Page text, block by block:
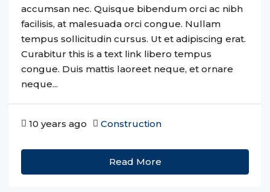
accumsan nec. Quisque bibendum orci ac nibh
facilisis, at malesuada orci congue. Nullam
tempus sollicitudin cursus. Ut et adipiscing erat.
Curabitur this is a text link libero tempus
congue. Duis mattis laoreet neque, et ornare
neque...
10 years ago Construction
Read More